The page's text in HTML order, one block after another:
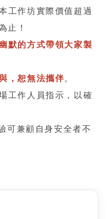
本工作坊實際價值超過
止！
默的方式帶領大家製
，恕無法攜伴。
工作人員指示，以確
可兼顧自身安全者不